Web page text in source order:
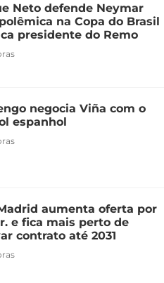
Neto defende Neymar
na Copa do Brasil
presidente do Remo
negocia Viña com o
espanhol
aumenta oferta por
e fica mais perto de
contrato até 2031